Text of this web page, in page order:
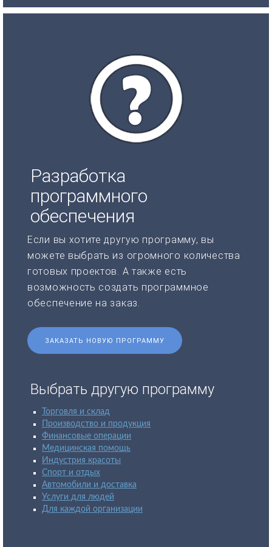
Разработка
программного
обеспечения
Если вы хотите другую программу, вы
можете выбрать из огромного количества
готовых проектов. А также есть
возможность создать программное
обеспечение на заказ.
ЗАКАЗАТЬ НОВУЮ ПРОГРАММУ
Выбрать другую программу
Торговля и склад
Производство и продукция
Финансовые операции
Медицинская помощь
Индустрия красоты
Спорт и отдых
Автомобили и доставка
Услуги для людей
Для каждой организации